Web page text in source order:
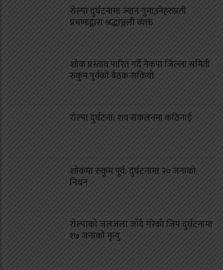
रोल्पा दुर्घटनामा ज्यान गुमाउनेहरुप्रती
प्रचण्डद्वारा श्रद्धाञ्जली व्यक्त
शोक प्रस्ताव पारित गर्दै नेकपा जिल्ला समिती
रुकुम पुर्वको बैठक सकियो
रोल्पा दुर्घटना: शव संकलनमा कठिनाई
शोकमा रुकुम पूर्व: दुर्घटनामा २० जनाको
निधन
रोल्पाको जलजला जाँदै गरेको जिप दुर्घटनामा
१७ जनाको मृत्यु